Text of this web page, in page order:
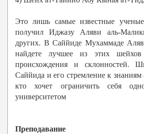
Это лишь самые известные
получил Иджазу Аляви аль-
других. В Саййиде Мухаммаде
найдете лучшее из этих шейхов
происхождения и склонностей.
Саййида и его стремление к знаниям
кто хочет ограничить себя
университетом
Преподавание